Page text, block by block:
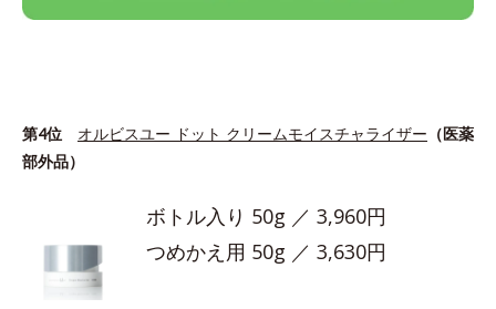
第4位 オルビスユー ドット クリームモイスチャライザー （医薬
部外品）
ボトル入り 50g ／ 3,960円
つめかえ用 50g ／ 3,630円